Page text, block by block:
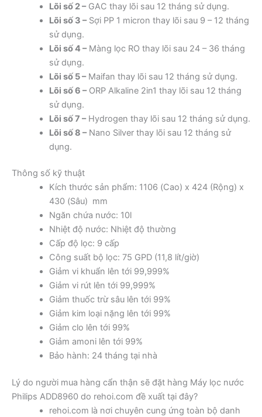
Lõi số 2 –GAC thay lõi sau 12 tháng sử dụng.
Lõi số 3 –Sợi PP 1 micron thay lõi sau 9 – 12 tháng
sử dụng.
Lõi số 4 –Màng lọc RO thay lõi sau 24 – 36 tháng
sử dụng.
Lõi số 5 –Maifan thay lõi sau 12 tháng sử dụng.
Lõi số 6 –ORP Alkaline 2in1 thay lõi sau 12 tháng
sử dụng.
Lõi số 7 –Hydrogen thay lõi sau 12 tháng sử dụng.
Lõi số 8 –Nano Silver thay lõi sau 12 tháng sử
dụng.
Thông số kỹ thuật
Kích thước sản phẩm: 1106 (Cao) x 424 (Rộng) x
430 (Sâu) mm
Ngăn chứa nước: 10l
Nhiệt độ nước: Nhiệt độ thường
Cấp độ lọc: 9 cấp
Công suất bộ lọc: 75 GPD (11,8 lít/giờ)
Giảm vi khuẩn lên tới 99,999%
Giảm vi rút lên tới 99,999%
Giảm thuốc trừ sâu lên tới 99%
Giảm kim loại nặng lên tới 99%
Giảm clo lên tới 99%
Giảm amoni lên tới 99%
Bảo hành: 24 tháng tại nhà
Lý do người mua hàng cẩn thận sẽ đặt hàng Máy lọc nước
Philips ADD8960 do rehoi.com đề xuất tại đây?
rehoi.com là nơi chuyên cung ứng toàn bộ danh